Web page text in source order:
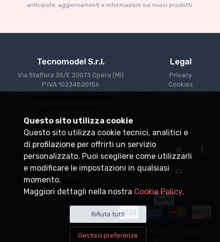
anticipate, aggiornamenti e informazioni sui nuovi prodotti.
Tecnomodel S.r.l.
Via Staffora 35/E 20073 Opera (MI)
P.IVA 10234820156
REA MI1356865 - Cap. sociale €30.000,00
Legal
Privacy
Cookies
Condizioni di Vendita
Informazioni
Spedizioni
Punti vendita
Diventa rivenditore
Questo sito utilizza cookie
Questo sito utilizza cookie tecnici, analitici e
di profilazione per offrirti un servizio
personalizzato. Puoi scegliere come utilizzarli
e modificare le impostazioni in qualsiasi
momento.
Maggiori dettagli nella nostra Cookie Policy.
Rifiuta tutti
Gestisci preferenze